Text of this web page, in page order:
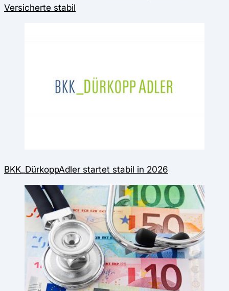
Versicherte stabil
BKK_DürkoppAdler startet stabil in 2026